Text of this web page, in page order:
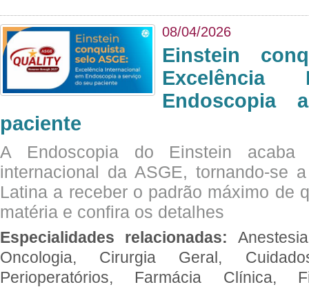
08/04/2026
Einstein
Excelência
Endoscopia
paciente
A Endoscopia do Einstein
internacional da ASGE, tornando-se
Latina a receber o padrão máximo de
matéria e confira os detalhes
Especialidades relacionadas:
Oncologia, Cirurgia Geral,
Perioperatórios, Farmácia Clínica,